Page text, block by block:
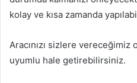
kolay ve kısa zamanda
Aracınızı sizlere vereceğimiz
uyumlu hale getirebilirsiniz.